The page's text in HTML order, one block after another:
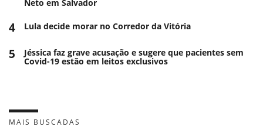
Neto em Salvador
4 Lula decide morar no Corredor da Vitória
5 Jéssica faz grave acusação e sugere que pacientes sem
Covid-19 estão em leitos exclusivos
MAIS BUSCADAS